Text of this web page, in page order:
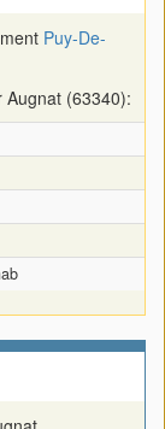
Puy-De-
Augnat (63340):